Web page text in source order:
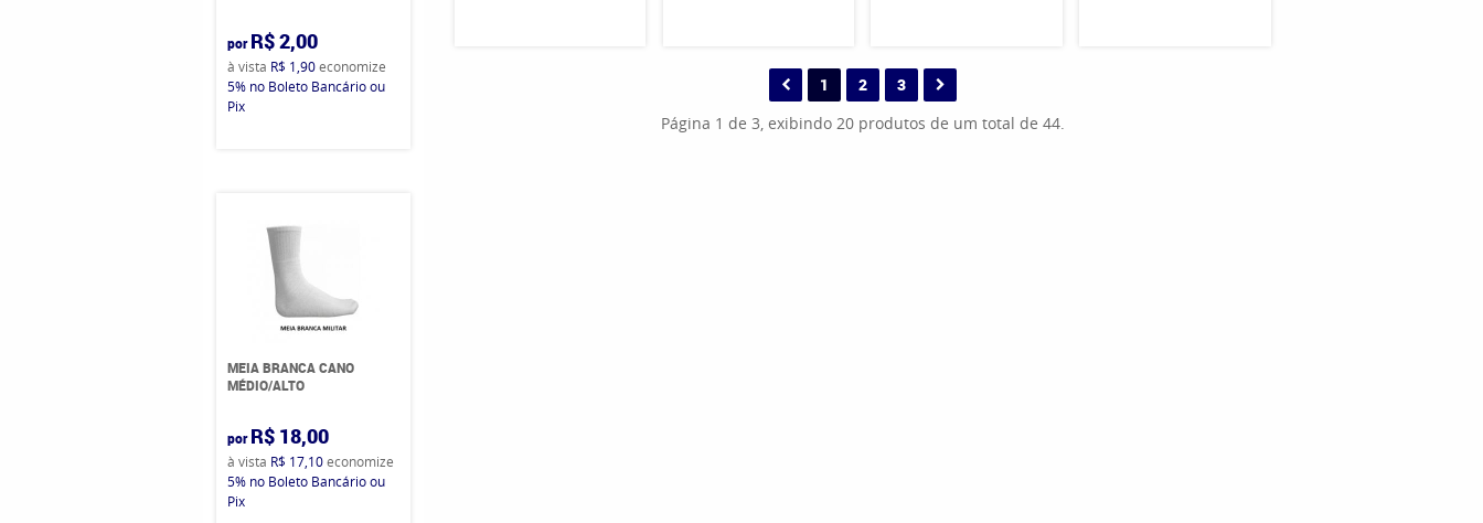
por R$ 2,00
à vista R$ 1,90economize
5% no Boleto Bancário ou
Pix
MEIA BRANCA CANO
MÉDIO/ALTO
por R$ 18,00
à vista R$ 17,10economize
5% no Boleto Bancário ou
Pix
1 2
3
Página 1 de 3, exibindo 20 produtos de um total de 44.